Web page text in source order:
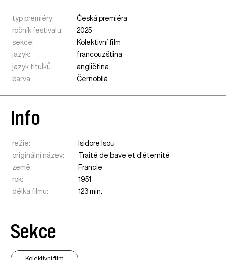
typ premiéry:
Česká premiéra
ročník festivalu:
2025
sekce:
Kolektivní film
jazyk:
francouzština
jazyk titulků:
angličtina
barva:
Černobílá
Info
režie:
Isidore Isou
originální název:
Traité de bave et d'éternité
země:
Francie
rok:
1951
délka filmu:
123 min.
Sekce